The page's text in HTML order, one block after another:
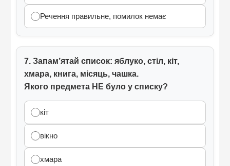
Речення правильне, помилок немає
7. Запам’ятай список: яблуко, стіл, кіт,
хмара, книга, місяць, чашка.
Якого предмета НЕ було у списку?
кіт
вікно
хмара